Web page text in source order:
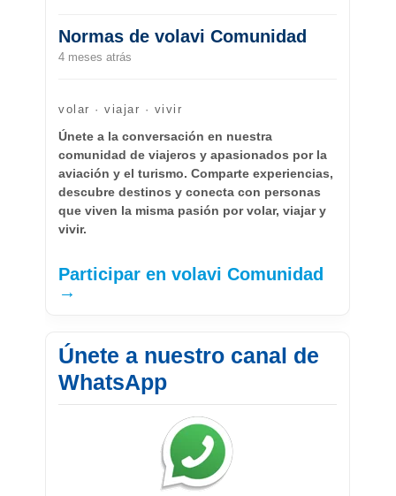
Normas de volavi Comunidad
4 meses atrás
volar · viajar · vivir
Únete a la conversación en nuestra
comunidad de viajeros y apasionados por la
aviación y el turismo. Comparte experiencias,
descubre destinos y conecta con personas
que viven la misma pasión por volar, viajar y
vivir.
Participar en volavi Comunidad
→
Únete a nuestro canal de
WhatsApp